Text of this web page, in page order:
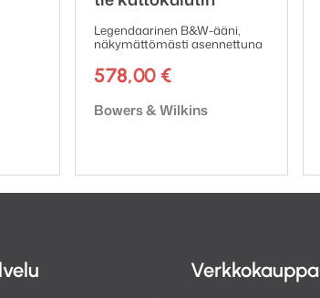
Legendaarinen B&W-ääni,
näkymättömästi asennettuna
578,00 €
Tuotemerkki:
Bowers & Wilkins
Verkkokauppa